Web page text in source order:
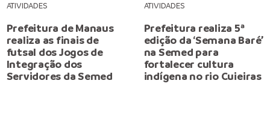
ATIVIDADES
Prefeitura de Manaus
realiza as finais de
futsal dos Jogos de
Integração dos
Servidores da Semed
ATIVIDADES
Prefeitura realiza 5ª
edição da ‘Semana Baré’
na Semed para
fortalecer cultura
indígena no rio Cuieiras